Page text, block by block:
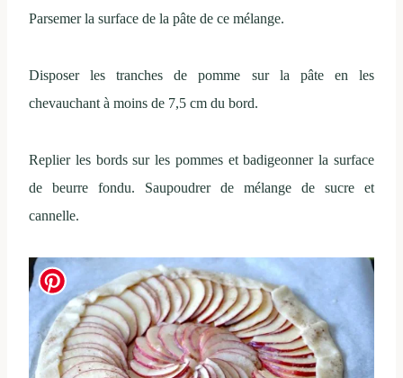
Parsemer la surface de la pâte de ce mélange.
Disposer les tranches de pomme sur la pâte en les
chevauchant à moins de 7,5 cm du bord.
Replier les bords sur les pommes et badigeonner la surface
de beurre fondu. Saupoudrer de mélange de sucre et
cannelle.